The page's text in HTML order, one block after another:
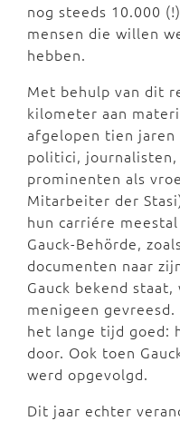
nog steeds 10.000
mensen die willen
hebben.
Met behulp van dit
kilometer aan
afgelopen tien
politici, journalisten,
prominenten als
Mitarbeiter der
hun carriére
Gauck-Behörde,
documenten naar
Gauck bekend
menigeen
het lange tijd goed:
door. Ook toen
werd opgevolgd.
Dit jaar echter